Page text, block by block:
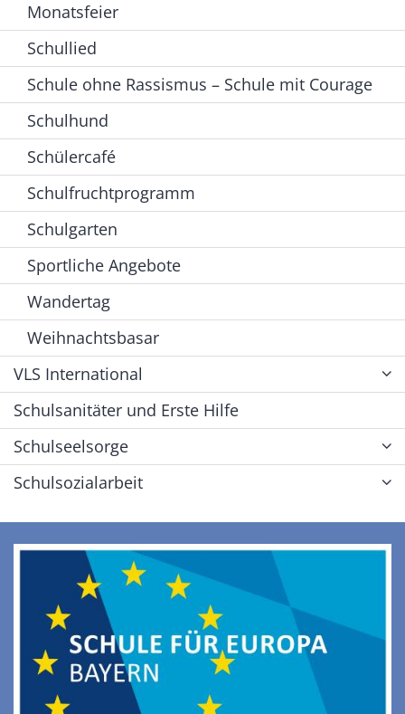
Monatsfeier
Schullied
Schule ohne Rassismus – Schule mit Courage
Schulhund
Schülercafé
Schulfruchtprogramm
Schulgarten
Sportliche Angebote
Wandertag
Weihnachtsbasar
VLS International
Schulsanitäter und Erste Hilfe
Schulseelsorge
Schulsozialarbeit